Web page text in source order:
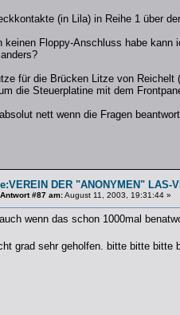
(in Lila) in Reihe 1 über
keinen Floppy-Anschluss habe kann
für die Brücken Litze von
die Steuerplatine mit dem
nett wenn die Fragen
DER "ANONYMEN" LAS-
Antwort #87 am:August 11, 2003, 19:31:44 »
wenn das schon 1000mal
grad sehr geholfen. bitte bitte